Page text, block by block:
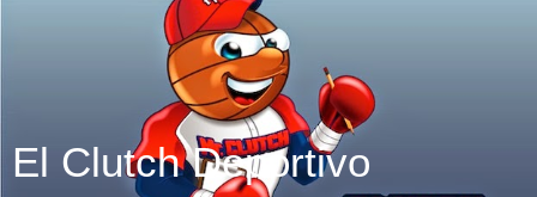
El Clutch Deportivo